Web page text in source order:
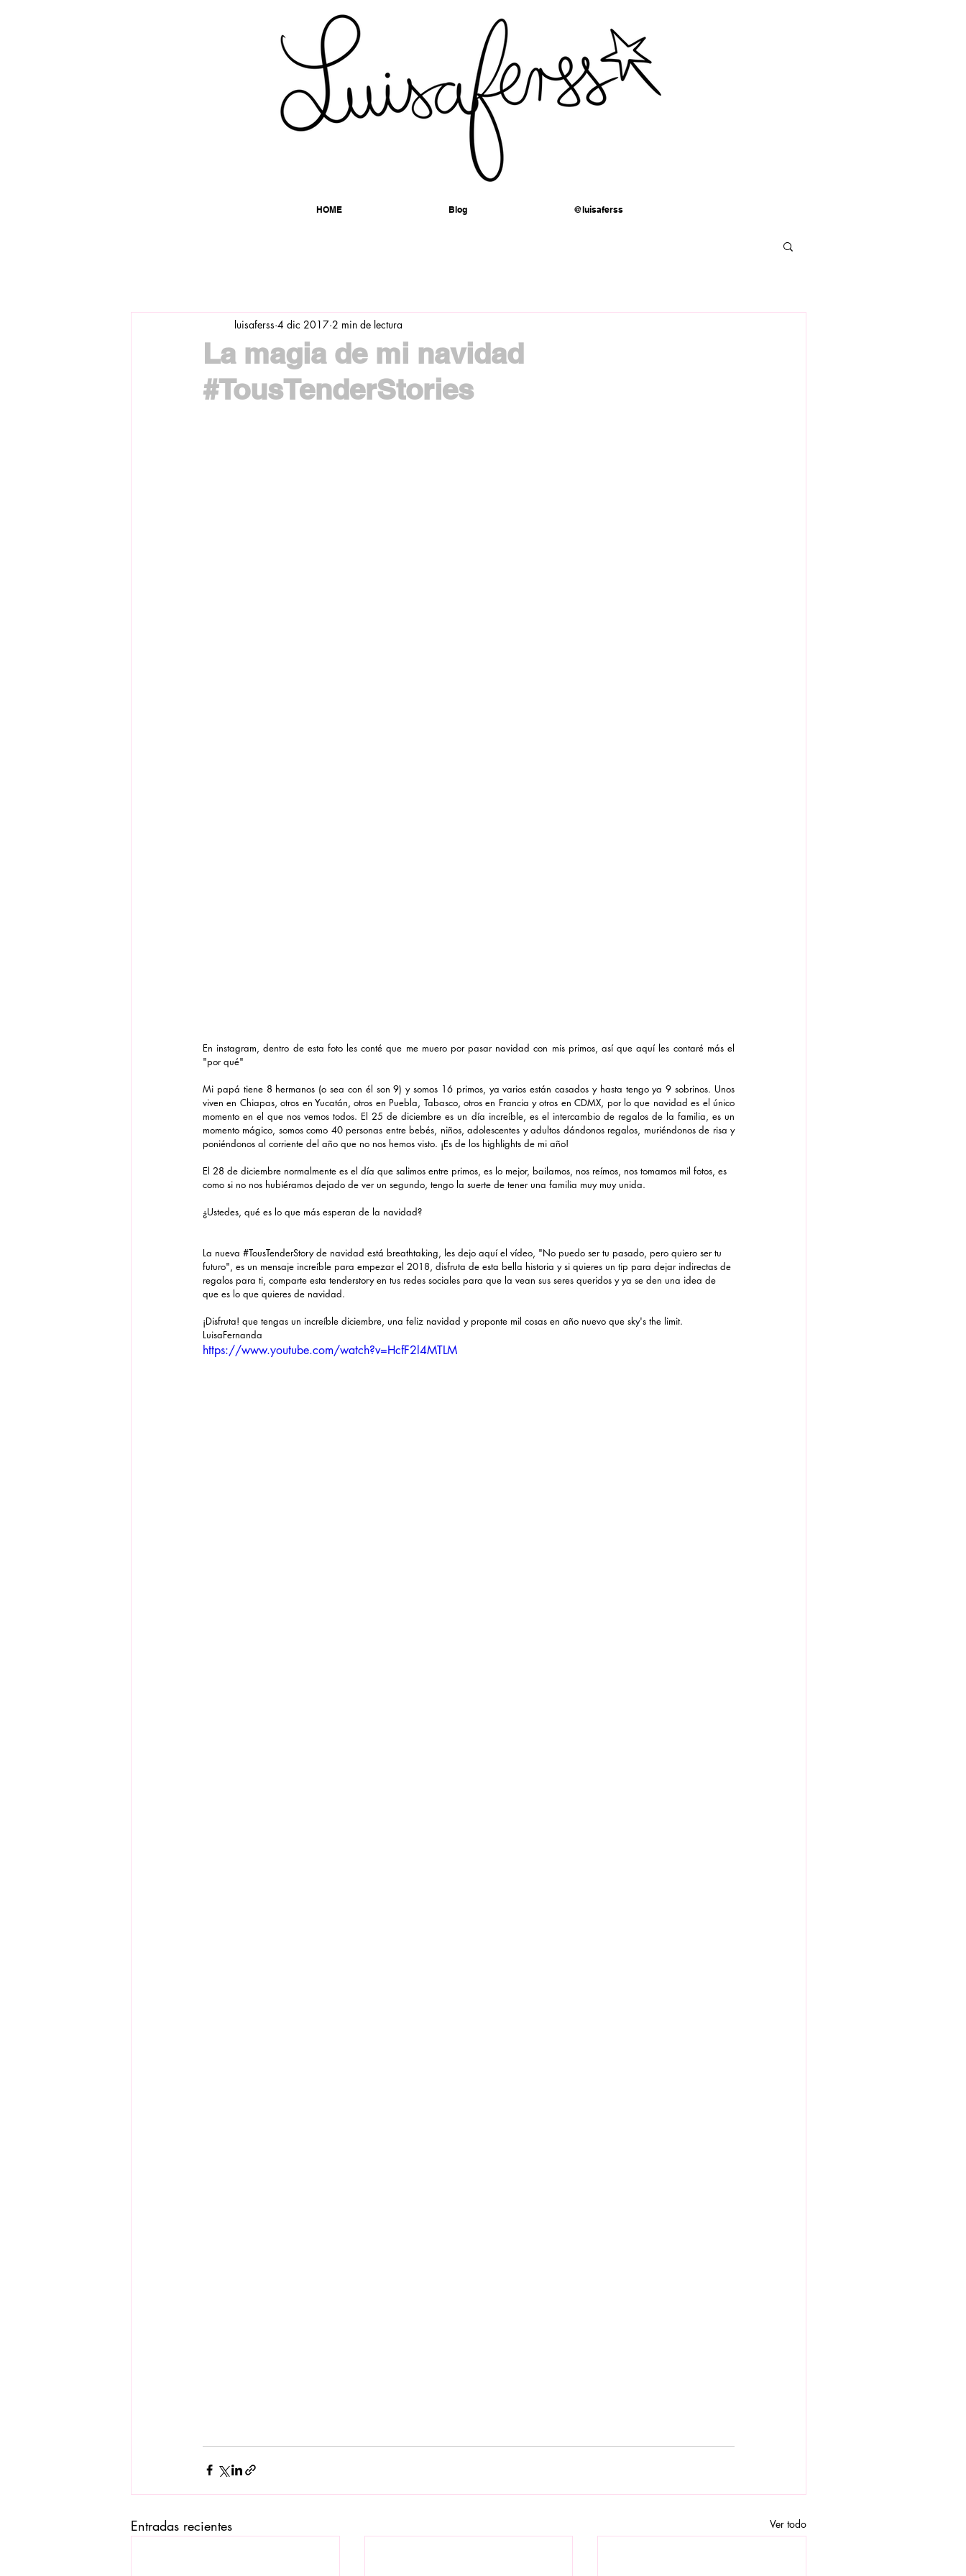
HOME Blog @luisaferss
La magia de mi navidad
#TousTenderStories
luisaferss 4 dic 2017 2 min de lectura
En instagram, dentro de esta foto les conté que me muero por pasar navidad con mis primos, así que aquí les contaré más el
"por qué"
Mi papá tiene 8 hermanos (o sea con él son 9) y somos 16 primos, ya varios están casados y hasta tengo ya 9 sobrinos. Unos
viven en Chiapas, otros en Yucatán, otros en Puebla, Tabasco, otros en Francia y otros en CDMX, por lo que navidad es el único
momento en el que nos vemos todos. El 25 de diciembre es un día increíble, es el intercambio de regalos de la familia, es un
momento mágico, somos como 40 personas entre bebés, niños, adolescentes y adultos dándonos regalos, muriéndonos de risa y
poniéndonos al corriente del año que no nos hemos visto. ¡Es de los highlights de mi año!
El 28 de diciembre normalmente es el día que salimos entre primos, es lo mejor, bailamos, nos reímos, nos tomamos mil fotos, es
como si no nos hubiéramos dejado de ver un segundo, tengo la suerte de tener una familia muy muy unida.
¿Ustedes, qué es lo que más esperan de la navidad?
La nueva #TousTenderStory de navidad está breathtaking, les dejo aquí el vídeo, "No puedo ser tu pasado, pero quiero ser tu
futuro", es un mensaje increíble para empezar el 2018, disfruta de esta bella historia y si quieres un tip para dejar indirectas de
regalos para ti, comparte esta tenderstory en tus redes sociales para que la vean sus seres queridos y ya se den una idea de
que es lo que quieres de navidad.
¡Disfruta! que tengas un increíble diciembre, una feliz navidad y proponte mil cosas en año nuevo que sky's the limit.
LuisaFernanda
https://www.youtube.com/watch?v=HcfF2l4MTLM
Entradas recientes Ver todo